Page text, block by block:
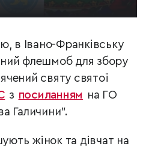
в Івано-Франківську
флешмоб для збору
святу святої
з посиланням на ГО
Галичини”.
жінок та дівчат на